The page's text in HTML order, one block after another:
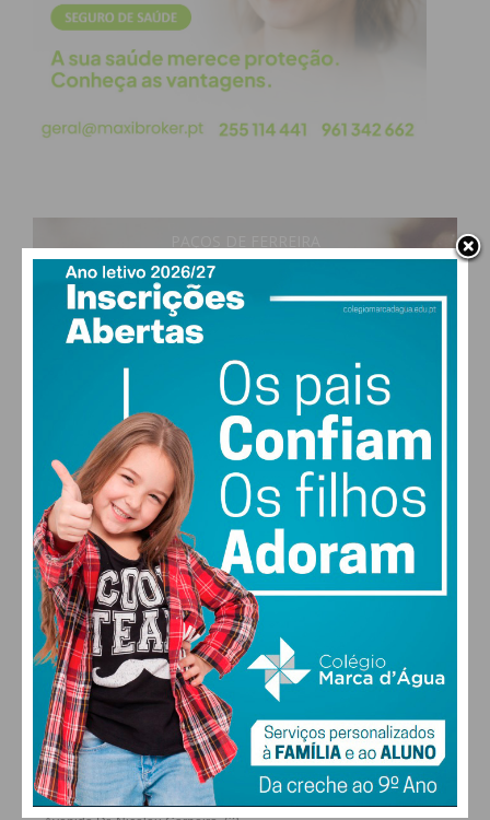
19°
clear sky
80% humidade
30°
SEX
28
SÁB
28°
DOM
29°
SEG
ALTERAR
FARMACIAS DE SERVIÇO EM PAÇOS DE
FERREIRA